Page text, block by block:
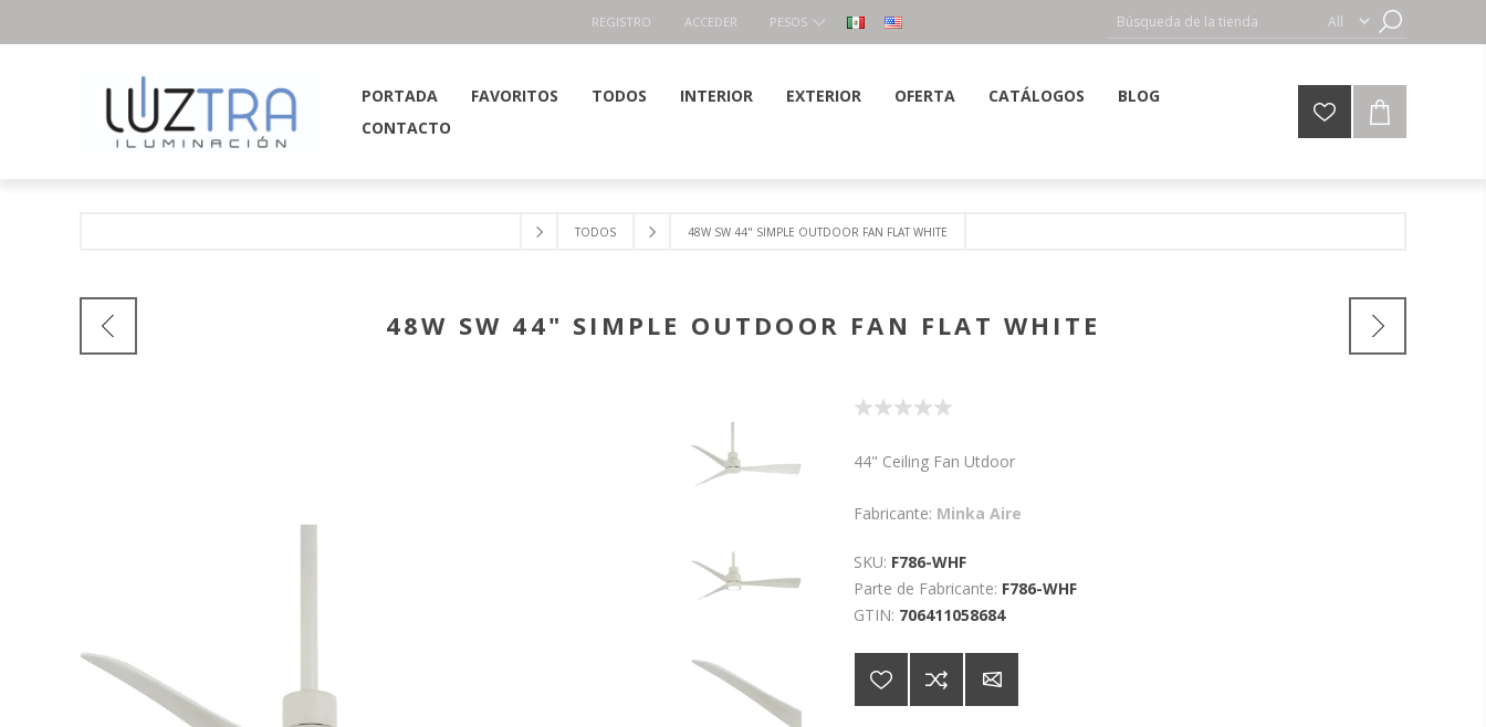
REGISTRO ACCEDER PESOS
PORTADA FAVORITOS TODOS INTERIOR EXTERIOR OFERTA CATÁLOGOS
BLOG
CONTACTO
TODOS 48W SW 44" SIMPLE OUTDOOR FAN FLAT WHITE
48W SW 44" SIMPLE OUTDOOR FAN FLAT WHITE
44" Ceiling Fan Utdoor
Fabricante: Minka Aire
SKU: F786-WHF
Parte de Fabricante: F786-WHF
GTIN: 706411058684